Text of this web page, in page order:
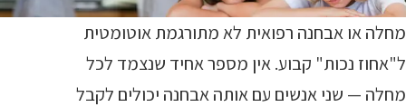
מחלה או אבחנה רפואית לא מתורגמת אוטומטית
ל"אחוז נכות" קבוע. אין מספר אחיד שנצמד לכל
מחלה — שני אנשים עם אותה אבחנה יכולים לקבל